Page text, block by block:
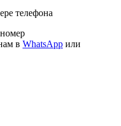
телефона
в WhatsApp или